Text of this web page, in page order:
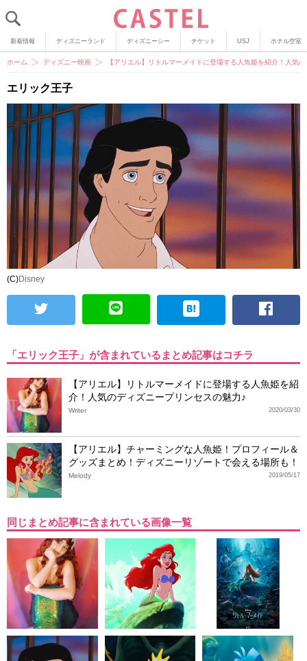
新着情報 ディズニーランド ディズニーシー チケット USJ ホテル空室
ホーム ディズニー映画 【アリエル】リトルマーメイドに登場する人魚姫を紹介！人気
エリック王子
(C)Disney
「エリック王子」が含まれているまとめ記事はコチラ
【アリエル】リトルマーメイドに登場する人魚姫を紹
介！人気のディズニープリンセスの魅力♪
2020/03/30
Writer
【アリエル】チャーミングな人魚姫！プロフィール＆
グッズまとめ！ディズニーリゾートで会える場所も！
2019/05/17
Melody
同じまとめ記事に含まれている画像一覧